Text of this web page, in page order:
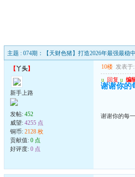
主题 : 074期：【天财色猪】打造2026年最强最稳
【丫头】
新手上路
发帖: 452
威望: 4255 点
铜币: 2128 枚
贡献值: 0 点
好评度: 0 点
10楼 发表于:
u 回复 u 编
谢谢你的
谢谢你的每